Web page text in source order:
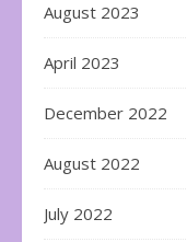
August 2023
April 2023
December 2022
August 2022
July 2022